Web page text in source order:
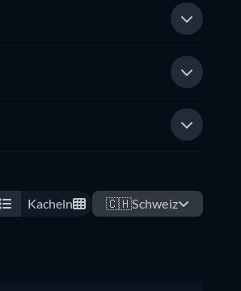
Kacheln 🇨🇭Schweiz